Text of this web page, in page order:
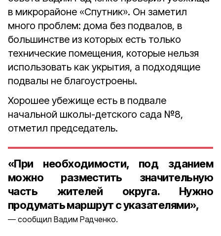
в микрорайоне «Спутник». Он заметил
много проблем: дома без подвалов, в
большинстве из которых есть только
технические помещения, которые нельзя
использовать как укрытия, а подходящие
подвалы не благоустроены.
Хорошее убежище есть в подвале
начальной школы-детского сада №8,
отметил председатель.
«При необходимости, под зданием
можно разместить значительную
часть жителей округа. Нужно
продумать маршрут с указателями»,
сообщил Вадим Радченко.